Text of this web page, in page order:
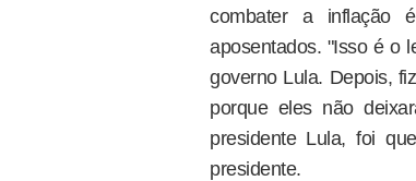
combater a inflação
aposentados. "Isso é o
governo Lula. Depois,
porque eles não
presidente Lula, foi
presidente.